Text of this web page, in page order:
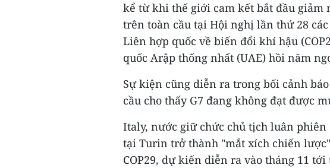
kể từ khi thế giới cam kết bắt đầu
trên toàn cầu tại Hội nghị lần thứ 28
Liên hợp quốc về biến đổi khí hậu
quốc Arập thống nhất (UAE) hồi năm
Sự kiện cũng diễn ra trong bối cảnh
cầu cho thấy G7 đang không đạt được
Italy, nước giữ chức chủ tịch luân phiên
tại Turin trở thành "mắt xích chiến
COP29, dự kiến diễn ra vào tháng 11